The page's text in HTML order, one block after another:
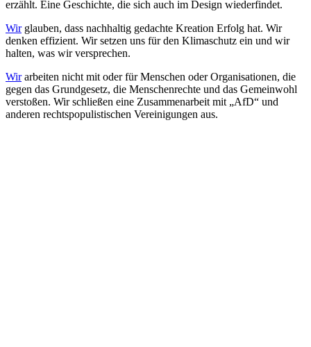
erzählt. Eine Geschichte, die sich auch im Design wiederfindet.
Wirglauben, dass nachhaltig gedachte Kreation Erfolg hat. Wir
denken effizient. Wir setzen uns für den Klimaschutz ein und wir
halten, was wir versprechen.
Wirarbeiten nicht mit oder für Menschen oder Organisationen, die
gegen das Grundgesetz, die Menschenrechte und das Gemeinwohl
verstoßen. Wir schließen eine Zusammenarbeit mit „AfD“ und
anderen rechtspopulistischen Vereinigungen aus.